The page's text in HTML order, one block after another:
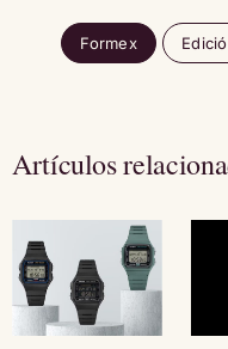
Formex
Artículos